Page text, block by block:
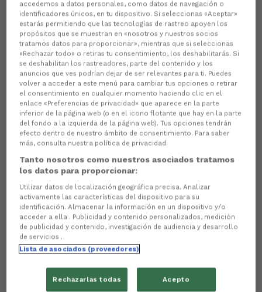
accedemos a datos personales, como datos de navegación o
identificadores únicos, en tu dispositivo. Si seleccionas «Aceptar»
estarás permitiendo que las tecnologías de rastreo apoyen los
propósitos que se muestran en «nosotros y nuestros socios
tratamos datos para proporcionar», mientras que si seleccionas
«Rechazar todo» o retiras tu consentimiento, los deshabilitarás. Si
se deshabilitan los rastreadores, parte del contenido y los
anuncios que ves podrían dejar de ser relevantes para ti. Puedes
volver a acceder a este menú para cambiar tus opciones o retirar
el consentimiento en cualquier momento haciendo clic en el
enlace «Preferencias de privacidad» que aparece en la parte
inferior de la página web (o en el icono flotante que hay en la parte
del fondo a la izquierda de la página web). Tus opciones tendrán
efecto dentro de nuestro ámbito de consentimiento. Para saber
más, consulta nuestra política de privacidad.
Tanto nosotros como nuestros asociados tratamos
los datos para proporcionar:
Utilizar datos de localización geográfica precisa. Analizar
activamente las características del dispositivo para su
identificación. Almacenar la información en un dispositivo y/o
acceder a ella . Publicidad y contenido personalizados, medición
de publicidad y contenido, investigación de audiencia y desarrollo
de servicios .
Lista de asociados (proveedores)
Rechazarlas todas Acepto